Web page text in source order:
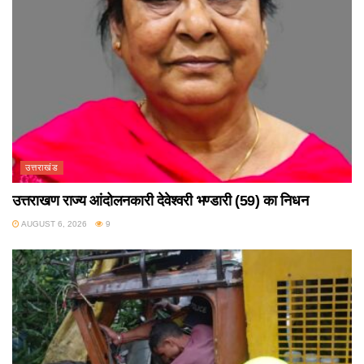
उत्तराखंड
उत्तराखण राज्य आंदोलनकारी देवेश्वरी भण्डारी (59) का निधन
AUGUST 6, 2026 9